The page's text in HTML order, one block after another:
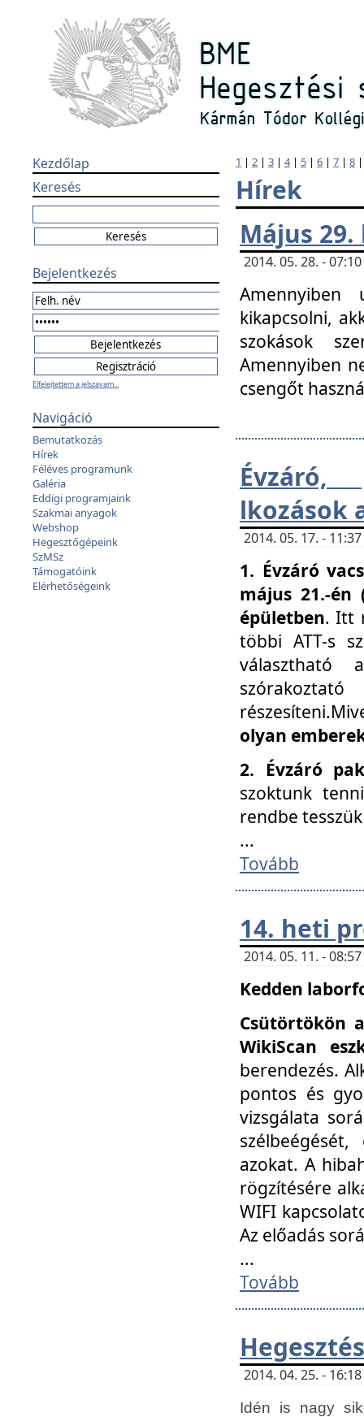
Kezdőlap
Keresés
Bejelentkezés
Elfelejtettem a jelszavam...
Navigáció
Bemutatkozás
Hírek
Féléves programunk
Galéria
Eddigi programjaink
Szakmai anyagok
Webshop
Hegesztőgépeink
SzMSz
Támogatóink
Elérhetőségeink
1 | 2 | 3 | 4| 5 | 6 | 7 | 8
Hírek
Május
2014. 05. 28. -
kikapcsolni,
szokások
Amennyiben
csengőt
Évzáró,
lkozások
2014. 05. 17. -
1. Évzáró
május 21.-én
épületben. Itt
többi ATT-s
választható
olyan
2. Évzáró
szoktunk
rendbe
...
Tovább
14. heti
2014. 05. 11. -
Kedden
Csütörtökön
WikiScan
berendezés.
pontos és
vizsgálata
azokat. A
rögzítésére
WIFI
Az előadás
...
Tovább
2014. 04. 25. -
Idén is nagy